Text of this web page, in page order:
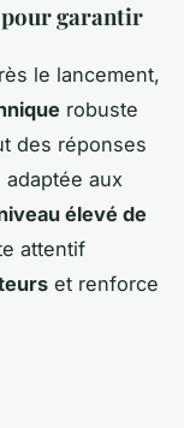
pour garantir
le lancement,
robuste
des réponses
aux
élevé de
attentif
et renforce